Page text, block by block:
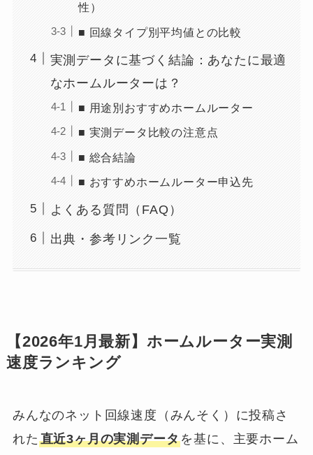
性）
■ 回線タイプ別平均値との比較
実測データに基づく結論：あなたに最適
なホームルーターは？
■ 用途別おすすめホームルーター
■ 実測データ比較の注意点
■ 総合結論
■ おすすめホームルーター申込先
よくある質問（FAQ）
出典・参考リンク一覧
【2026年1月最新】ホームルーター実測
速度ランキング
みんなのネット回線速度（みんそく）に投稿さ
れた 直近3ヶ月の実測データを基に、主要ホーム